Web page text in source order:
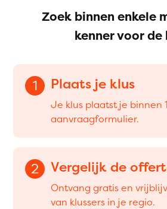
Zoek binnen enkele
kenner voor de
1 Plaats je klus
Je klus plaatst je binnen
aanvraagformulier.
2 Vergelijk de
Ontvang gratis en
van klussers in je regio.